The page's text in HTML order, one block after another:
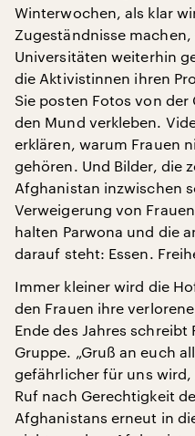
Winterwochen, als klar
Zugeständnisse
Universitäten weiterhin
die Aktivistinnen ihren
Sie posten Fotos von
den Mund verkleben.
erklären, warum Frauen
gehören. Und Bilder, die
Afghanistan inzwischen
Verweigerung von
halten Parwona und die
darauf steht: Essen.
Immer kleiner wird die
den Frauen ihre
Ende des Jahres
Gruppe. „Gruß an euch
gefährlicher für uns
Ruf nach Gerechtigkeit
Afghanistans erneut in